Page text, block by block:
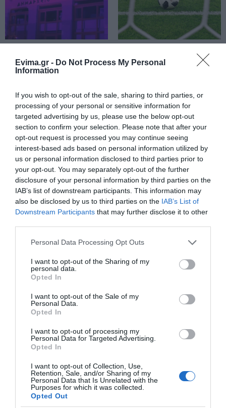
Evima.gr - Do Not Process My Personal
Information
If you wish to opt-out of the sale, sharing to third parties, or
processing of your personal or sensitive information for
targeted advertising by us, please use the below opt-out
section to confirm your selection. Please note that after your
opt-out request is processed you may continue seeing
interest-based ads based on personal information utilized by
us or personal information disclosed to third parties prior to
your opt-out. You may separately opt-out of the further
disclosure of your personal information by third parties on the
IAB’s list of downstream participants. This information may
also be disclosed by us to third parties on the IAB’s List of
Downstream Participants that may further disclose it to other
Please note that this website/app uses one or more Google
not limited to your visit or usage behaviour. You may click to
grant or deny consent to Google and its third-party tags to
use your data for below specified purposes in below Google
consent section.
Personal Data Processing Opt Outs
I want to opt-out of the Sharing of my
personal data.
Opted In
I want to opt-out of the Sale of my
Personal Data.
Opted In
I want to opt-out of processing my
Personal Data for Targeted Advertising.
Opted In
I want to opt-out of Collection, Use,
Retention, Sale, and/or Sharing of my
Personal Data that Is Unrelated with the
Purposes for which it was collected.
Opted Out
10.08.2026 | 14:20
Πέθανε ο γνωστός συγγραφέας
Στέλιος Ράμφος
έχασε τη ζωή της
10.08.2026 | 13:40
Προσοχή στις μεταφορές με IRIS:
Δείτε τι ανακοινώθηκε σήμερα
10.08.2026 | 13:20
Πού θα γίνει το επόμενο πανηγύρι
στην Εύβοια με τη Μαρία Νομικού
10.08.2026 | 13:00
e-ΕΦΚΑ και ΔΥΠΑ: Ποιοι θα
ημέρες
10.08.2026 | 12:40
Κόκκινος συναγερμός για φωτιά
σήμερα στην Εύβοια – Προσοχή
Πέθανε κτηνοτρόφος μετά τη
θανάτωση του κοπαδιού του
10.08.2026 | 12:00
«βάφτηκε» μωβ: Δείτε
τον λόγο
Εύβοιας ανακοίνωσε
ακόμα δύο νέες
Αυτοί είναι οι νέοι
εντεταλμένοι
δημοτικοί σύμβουλοι
του Δήμου Χαλκιδέων
Νέα τραγωδία σε
παραλία της Εύβοιας:
Πέθανε 62χρονος
Στην Κύμη ο Θανάσης
Ζεμπίλης για την 7η
Έκθεση Τοπικών
Χειροτεχνίας
Εύβοια: Έκαιγε
σκουπίδια και του